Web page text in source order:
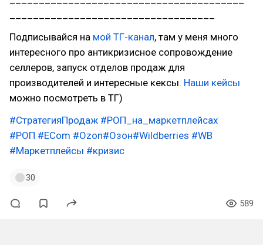
Подписывайся на мой ТГ-канал, там у меня много
интересного про антикризисное сопровождение
селлеров, запуск отделов продаж для
производителей и интересные кексы. Наши кейсы
можно посмотреть в ТГ)
#СтратегияПродаж #РОП_на_маркетплейсах
#РОП #EСom #Ozon#Озон#Wildberries #WB
#Маркетплейсы #кризис
30
589